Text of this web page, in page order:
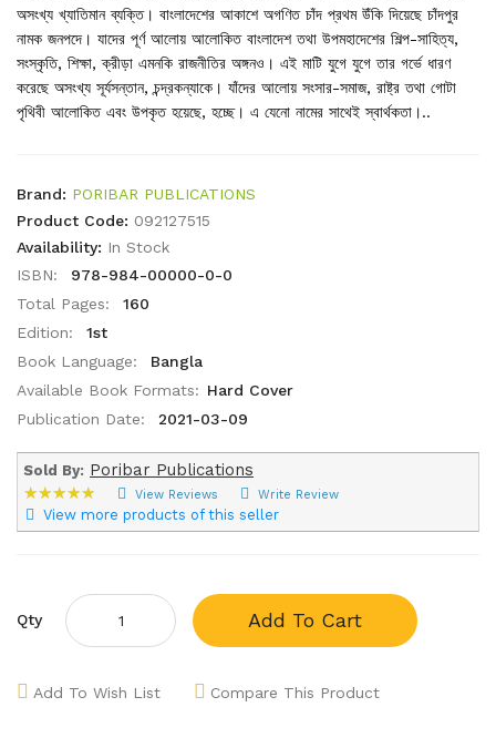
অসংখ্য খ্যাতিমান ব্যক্তি। বাংলাদেশের আকাশে অগণিত চাঁদ প্রথম উঁকি দিয়েছে চাঁদপুর
নামক জনপদে। যাদের পূর্ণ আলোয় আলোকিত বাংলাদেশ তথা উপমহাদেশের শিল্প-সাহিত্য,
সংস্কৃতি, শিক্ষা, ক্রীড়া এমনকি রাজনীতির অঙ্গনও। এই মাটি যুগে যুগে তার গর্ভে ধারণ
করেছে অসংখ্য সূর্যসন্তান, চন্দ্রকন্যাকে। যাঁদের আলোয় সংসার-সমাজ, রাষ্ট্র তথা গোটা
পৃথিবী আলোকিত এবং উপকৃত হয়েছে, হচ্ছে। এ যেনো নামের সাথেই স্বার্থকতা।..
Brand: PORIBAR PUBLICATIONS
Product Code: 092127515
Availability: In Stock
ISBN:
978-984-00000-0-0
Total Pages:
160
Edition:
1st
Book Language:
Bangla
Available Book Formats: Hard Cover
Publication Date:
2021-03-09
Sold By: Poribar Publications
★★★★★
★★★★★ View Reviews Write Review
View more products of this seller
Qty Add To Cart
Add To Wish List Compare This Product